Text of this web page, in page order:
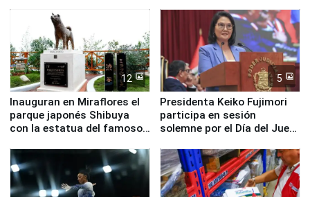
12
Inauguran en Miraflores el
parque japonés Shibuya
con la estatua del famoso
5
Presidenta Keiko Fujimori
participa en sesión
solemne por el Día del Juez